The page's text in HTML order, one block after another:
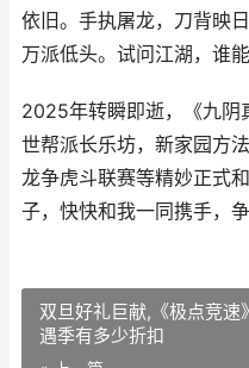
依旧。手执屠龙，刀背映
万派低头。试问江湖，谁
2025年转瞬即逝，《九阴
世帮派长乐坊，新家园方
龙争虎斗联赛等精妙正式
子，快快和我一同携手，
双旦好礼巨献,《极点竞
遇季有多少折扣